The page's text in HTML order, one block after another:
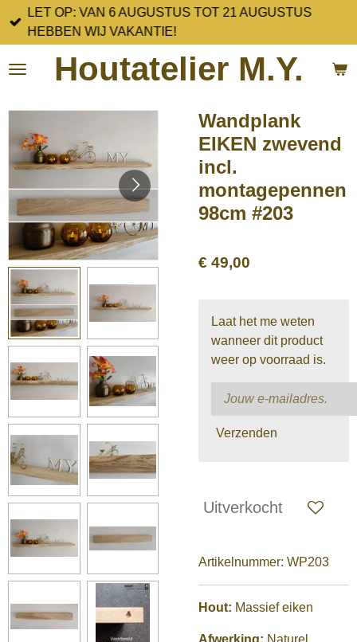
Ga
direct
de
Houtatelier M.Y.
LET OP: VAN 6 AUGUSTUS TOT 21 AUGUSTUS
HEBBEN WIJ VAKANTIE!
Wandplank
EIKEN zwevend
incl.
montagepennen
98cm #203
€ 49,00
Laat het me weten
wanneer dit product
weer op voorraad is.
Verzenden
Uitverkocht
Artikelnummer: WP203
Hout: Massief eiken
Afwerking: Naturel